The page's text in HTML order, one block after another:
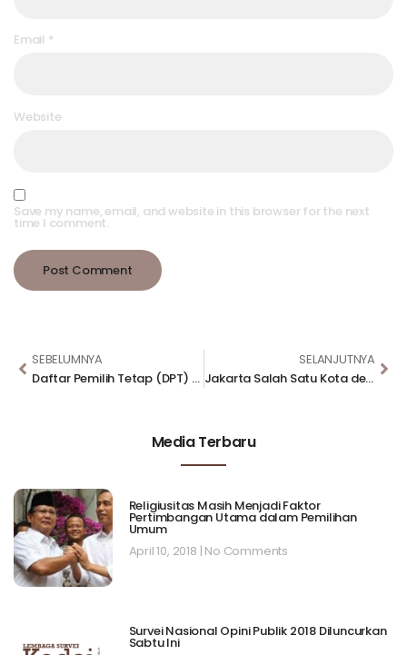
Email *
Website
Save my name, email, and website in this browser for the next
time I comment.
SEBELUMNYA
Daftar Pemilih Tetap (DPT) Pemilu Serentak 2019
SELANJUTNYA
Jakarta Salah Satu Kota dengan Tingkat Kemacetan Tertinggi di Dunia
Media Terbaru
Religiusitas Masih Menjadi Faktor
Pertimbangan Utama dalam Pemilihan
Umum
April 10, 2018 No Comments
Survei Nasional Opini Publik 2018 Diluncurkan
Sabtu Ini